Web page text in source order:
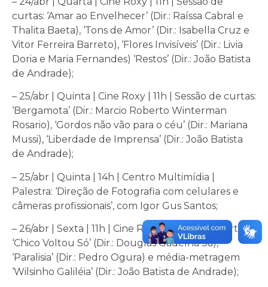
curtas: ‘Amar ao Envelhecer’ (Dir.: Raíssa Cabral e
Thalita Baeta), ‘Tons de Amor’ (Dir.: Isabella Cruz e
Vitor Ferreira Barreto), ‘Flores Invisíveis’ (Dir.: Livia
Doria e Maria Fernandes) ‘Restos’ (Dir.: João Batista
de Andrade);
– 25/abr | Quinta | Cine Roxy | 11h | Sessão de curtas:
‘Bergamota’ (Dir.: Marcio Roberto Winterman
Rosario), ‘Gordos não vão para o céu’ (Dir.: Mariana
Mussi), ‘Liberdade de Imprensa’ (Dir.: João Batista
de Andrade);
– 25/abr | Quinta | 14h | Centro Multimídia |
Palestra: ‘Direção de Fotografia com celulares e
câmeras profissionais’, com Igor Gus Santos;
– 26/abr | Sexta | 11h | Cine Roxy | Sessão de curtas:
‘Chico Voltou Só’ (Dir.: Douglas Gadelha Sá),
‘Paralisia’ (Dir.: Pedro Ogura) e média-metragem
‘Wilsinho Galiléia’ (Dir.: João Batista de Andrade);